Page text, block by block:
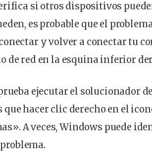
si otros dispositivos
es probable que el
y volver a conectar tu
de red en la esquina inferior
ejecutar el solucionador
que hacer clic derecho en el
A veces, Windows puede